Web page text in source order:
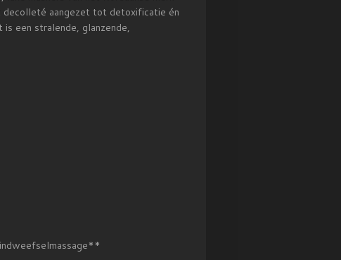
decolleté aangezet tot detoxificatie én
een stralende, glanzende,